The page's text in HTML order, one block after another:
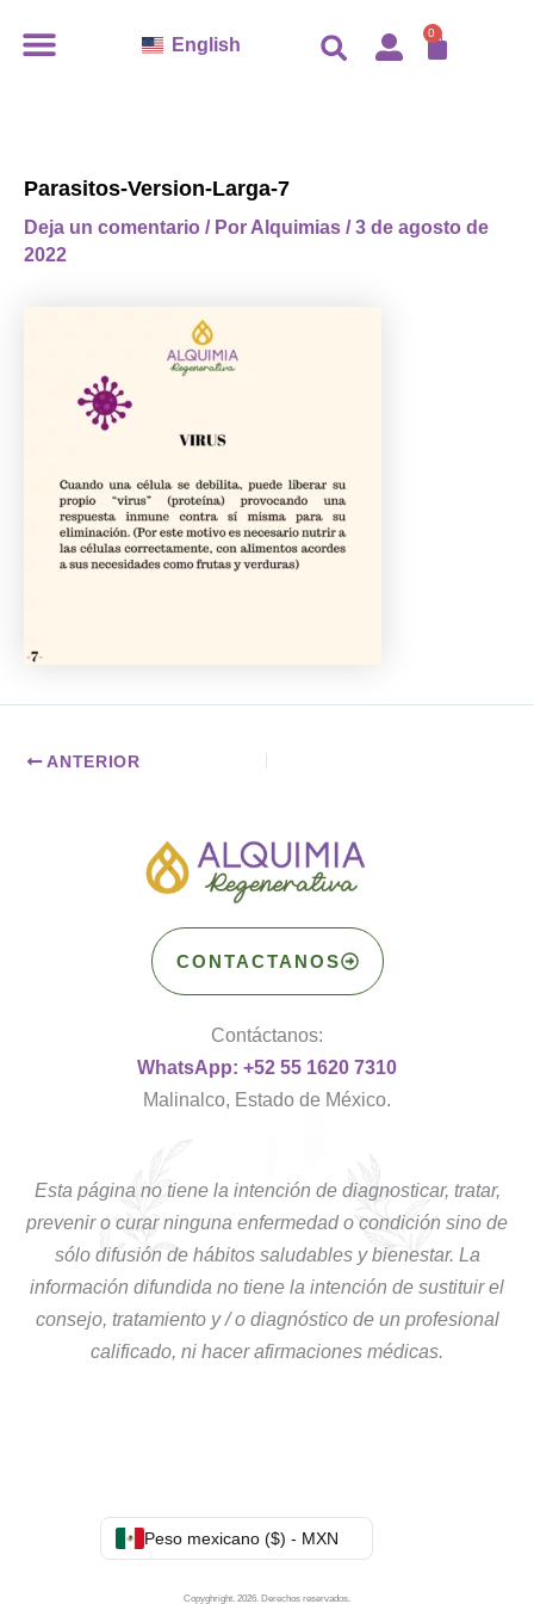
English 0
Parasitos-Version-Larga-7
Deja un comentario / Por Alquimias /3 de agosto de
2022
ANTERIOR
CONTACTANOS
Contáctanos:
WhatsApp: +52 55 1620 7310
Malinalco, Estado de México.
Esta página no tiene la intención de diagnosticar, tratar,
prevenir o curar ninguna enfermedad o condición sino de
sólo difusión de hábitos saludables y bienestar. La
información difundida no tiene la intención de sustituir el
consejo, tratamiento y / o diagnóstico de un profesional
calificado, ni hacer afirmaciones médicas.
Peso mexicano ($) - MXN
Copyghright. 2026. Derechos reservados.